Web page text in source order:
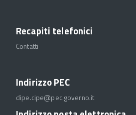
Recapiti telefonici
Contatti
Indirizzo PEC
dipe.cipe@pec.governo.it